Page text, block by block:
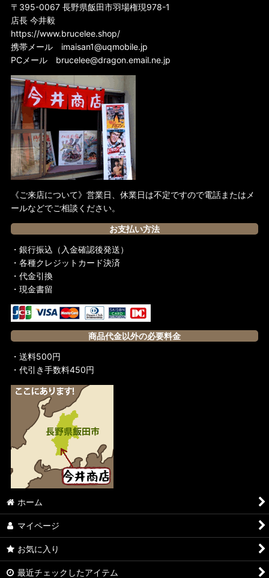
〒395-0067 長野県飯田市羽場権現978-1
店長 今井毅
https://www.brucelee.shop/
携帯メール imaisan1@uqmobile.jp
PCメール brucelee@dragon.email.ne.jp
《ご来店について》営業日、休業日は不定ですので電話またはメ
ールなどでご相談ください。
お支払い方法
・銀行振込（入金確認後発送）
・各種クレジットカード決済
・代金引換
・現金書留
商品代金以外の必要料金
・送料500円
・代引き手数料450円
ホーム
マイページ
お気に入り
最近チェックしたアイテム